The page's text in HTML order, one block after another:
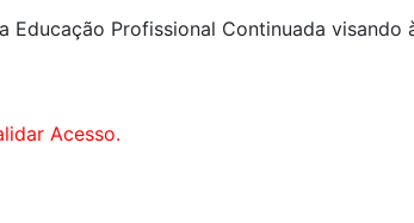
Profissional Continuada visando
Acesso.